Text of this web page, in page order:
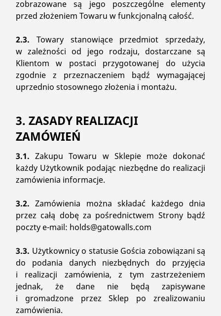
zobrazowane są jego poszczególne elementy
przed złożeniem Towaru w funkcjonalną całość.
2.3. Towary stanowiące przedmiot sprzedaży,
w zależności od jego rodzaju, dostarczane są
Klientom w postaci przygotowanej do użycia
zgodnie z przeznaczeniem bądź wymagającej
uprzednio stosownego złożenia i montażu.
3. ZASADY REALIZACJI
ZAMÓWIEŃ
3.1. Zakupu Towaru w Sklepie może dokonać
każdy Użytkownik podając niezbędne do realizacji
zamówienia informacje.
3.2. Zamówienia można składać każdego dnia
przez całą dobę za pośrednictwem Strony bądź
poczty e-mail: holds@gatowalls.com
3.3. Użytkownicy o statusie Gościa zobowiązani są
do podania danych niezbędnych do przyjęcia
i realizacji zamówienia, z tym zastrzeżeniem
jednak, że dane nie będą zapisywane
i gromadzone przez Sklep po zrealizowaniu
zamówienia.